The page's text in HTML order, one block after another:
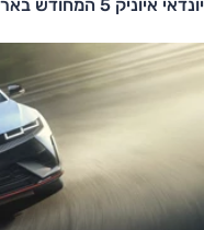
יונדאי איוניק 5 המחודש בארץ – המחיר החל מ-210,000 שקלים